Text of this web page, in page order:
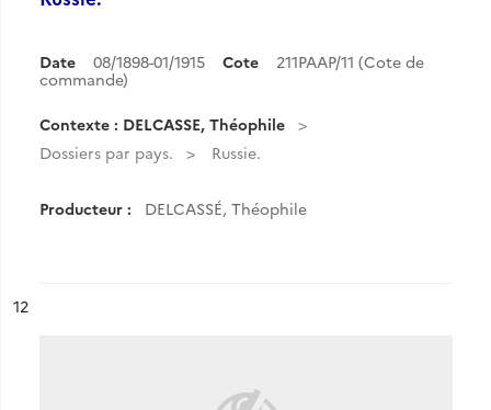
Date 08/1898-01/1915 Cote
211PAAP/11 (Cote de
commande)
Contexte : DELCASSE, Théophile
Dossiers par pays.
Russie.
Producteur : DELCASSÉ, Théophile
n°
12